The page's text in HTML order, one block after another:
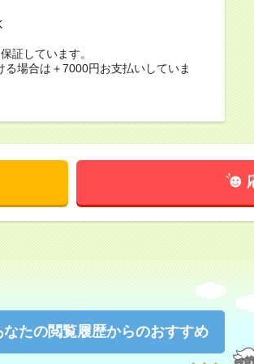
証しています。
場合は＋7000円お支払いしていま
なたの閲覧履歴からのおすすめ